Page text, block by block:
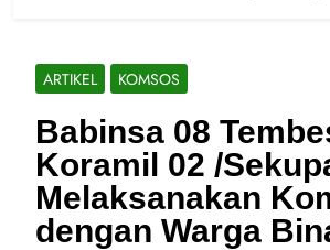
ARTIKEL KOMSOS
Babinsa 08
Koramil 02 /
Melaksanakan
dengan Warga